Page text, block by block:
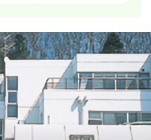
ヶ月
分）
以上可
詳細を見る